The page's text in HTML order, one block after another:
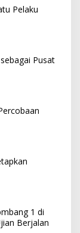
Pelaku
Pusat
1 di
Berjalan